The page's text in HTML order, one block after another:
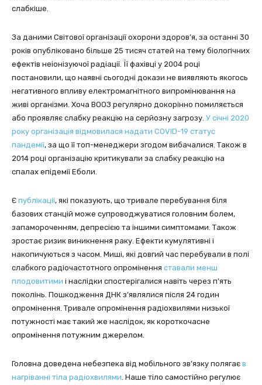
слабкіше.
За даними Світової організації охорони здоров’я, за останні 30
років опубліковано більше 25 тисяч статей на тему біологічних
ефектів неіонізуючої радіації. Її фахівці у 2004 році
постановили, що наявні сьогодні докази не виявляють якогось
негативного впливу електромагнітного випромінювання на
живі організми. Хоча ВООЗ регулярно докорінно помиляється
або проявляє слабку реакцію на серйозну загрозу. У січні 2020
року організація відмовилася надати COVID-19 статус
пандемії, за що її топ-менеджери згодом вибачалися. Також в
2014 році організацію критикували за слабку реакцію на
спалах епідемії Еболи.
Є публікації, які показують, що тривале перебування біля
базових станцій може супроводжуватися головним болем,
запамороченням, депресією та іншими симптомами. Також
зростає ризик виникнення раку. Ефекти кумулятивні і
накопичуються з часом. Миші, які довгий час перебували в полі
слабкого радіочастотного опромінення ставали менш
плодовитими і наслідки спостерігалися навіть через п’ять
поколінь. Пошкодження ДНК з’являлися після 24 годин
опромінення. Тривале опромінення радіохвилями низької
потужності має такий же наслідок, як короткочасне
опромінення потужним джерелом.
Головна доведена небезпека від мобільного зв’язку полягає в
нагріванні тіла радіохвилями . Наше тіло самостійно регулює